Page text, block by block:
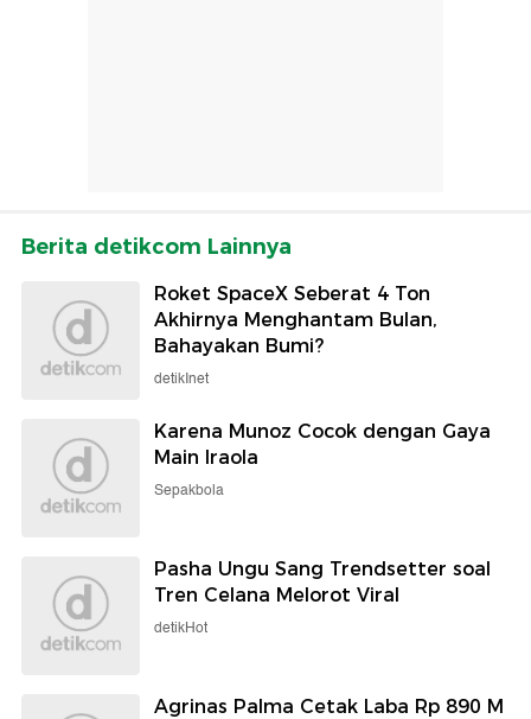
Berita detikcom Lainnya
Roket SpaceX Seberat 4 Ton
Akhirnya Menghantam Bulan,
Bahayakan Bumi?
detikInet
Karena Munoz Cocok dengan Gaya
Main Iraola
Sepakbola
Pasha Ungu Sang Trendsetter soal
Tren Celana Melorot Viral
detikHot
Agrinas Palma Cetak Laba Rp 890 M